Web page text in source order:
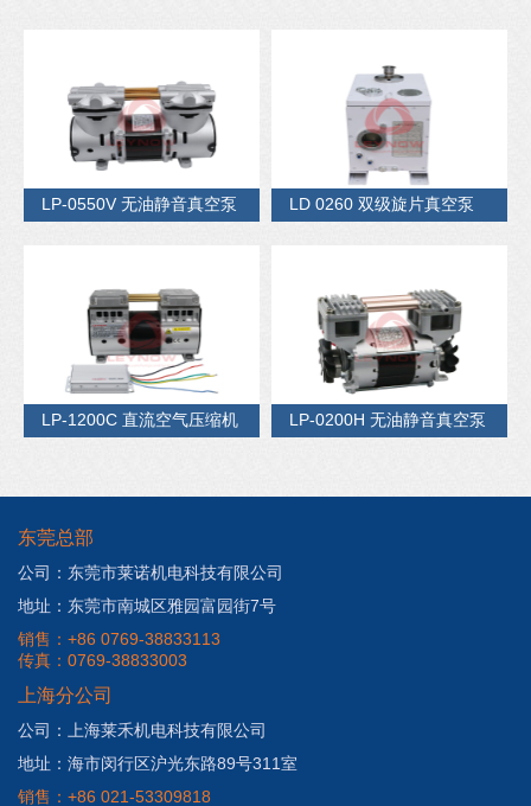
LP-0550V 无油静音真空泵 LD 0260 双级旋片真空泵
LP-1200C 直流空气压缩机 LP-0200H 无油静音真空泵
东莞总部
公司：东莞市莱诺机电科技有限公司
地址：东莞市南城区雅园富园街7号
销售：+86 0769-38833113
传真：0769-38833003
上海分公司
公司：上海莱禾机电科技有限公司
地址：海市闵行区沪光东路89号311室
销售：+86 021-53309818